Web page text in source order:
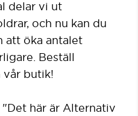
delar vi ut
och nu kan du
att öka antalet
Beställ
butik!
här är Alternativ